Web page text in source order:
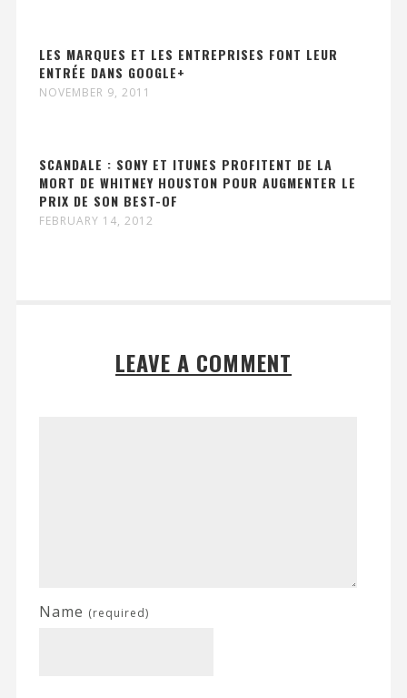
LES MARQUES ET LES ENTREPRISES FONT LEUR
ENTRÉE DANS GOOGLE+
NOVEMBER 9, 2011
SCANDALE : SONY ET ITUNES PROFITENT DE LA
MORT DE WHITNEY HOUSTON POUR AUGMENTER LE
PRIX DE SON BEST-OF
FEBRUARY 14, 2012
LEAVE A COMMENT
Name (required)